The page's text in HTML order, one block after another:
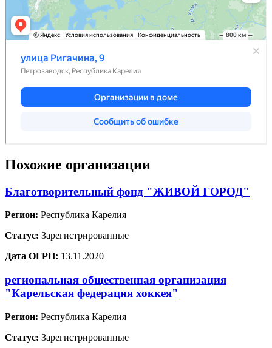
Похожие организации
Благотворительный фонд "ЖИВОЙ ГОРОД"
Регион: Республика Карелия
Статус: Зарегистрированные
Дата ОГРН: 13.11.2020
региональная общественная организация
"Карельская федерация хоккея"
Регион: Республика Карелия
Статус: Зарегистрированные